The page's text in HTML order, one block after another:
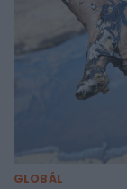
GLOBÁL